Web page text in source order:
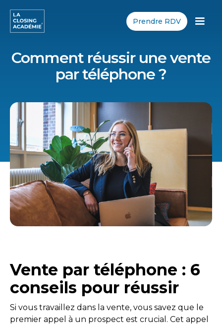
Prendre RDV
Comment réussir une vente
par téléphone ?
Vente par téléphone : 6
conseils pour réussir
Si vous travaillez dans la vente, vous savez que le
premier appel à un prospect est crucial. Cet appel